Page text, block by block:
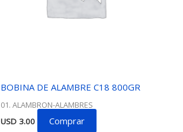
BOBINA DE ALAMBRE C18 800GR
01. ALAMBRON-ALAMBRES
USD3.00 Comprar